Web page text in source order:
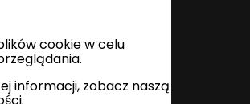
cookie w celu
informacji, zobacz naszą